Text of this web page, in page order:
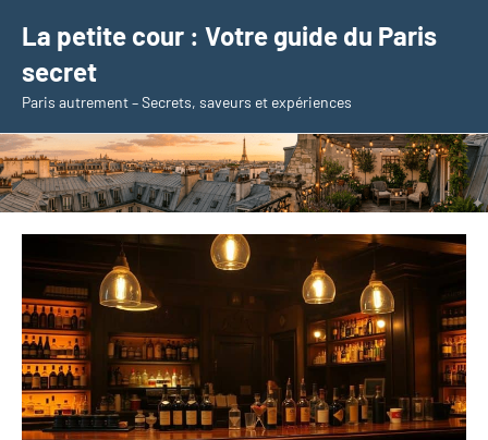
contenu
La petite cour : Votre guide du Paris
secret
Paris autrement – Secrets, saveurs et expériences